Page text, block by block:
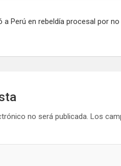
a Perú en rebeldía procesal por
no será publicada. Los